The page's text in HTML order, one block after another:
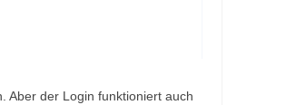
Aber der Login funktioniert auch